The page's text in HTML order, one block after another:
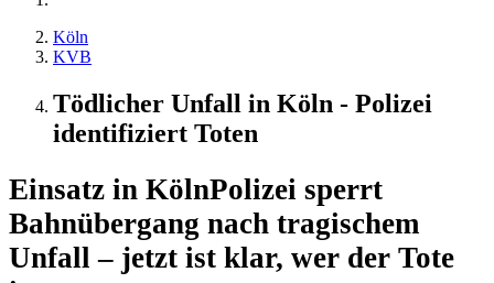
Köln
KVB
Tödlicher Unfall in Köln - Polizei
identifiziert Toten
Einsatz in KölnPolizei sperrt
Bahnübergang nach tragischem
Unfall – jetzt ist klar, wer der Tote